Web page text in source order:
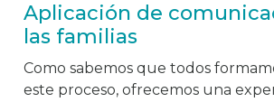
Aplicación de
las familias
Como sabemos que todos
este proceso, ofrecemos una